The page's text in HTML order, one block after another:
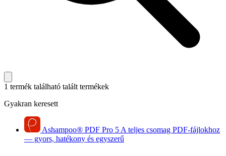
1 termék található talált termékek
Gyakran keresett
Ashampoo® PDF Pro 5 A teljes csomag PDF-fájlokhoz
— gyors, hatékony és egyszerű